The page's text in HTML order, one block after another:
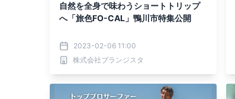
自然を全身で味わうショートトリップ
へ「旅色FO-CAL」鴨川市特集公開
2023-02-06 11:00
株式会社ブランジスタ